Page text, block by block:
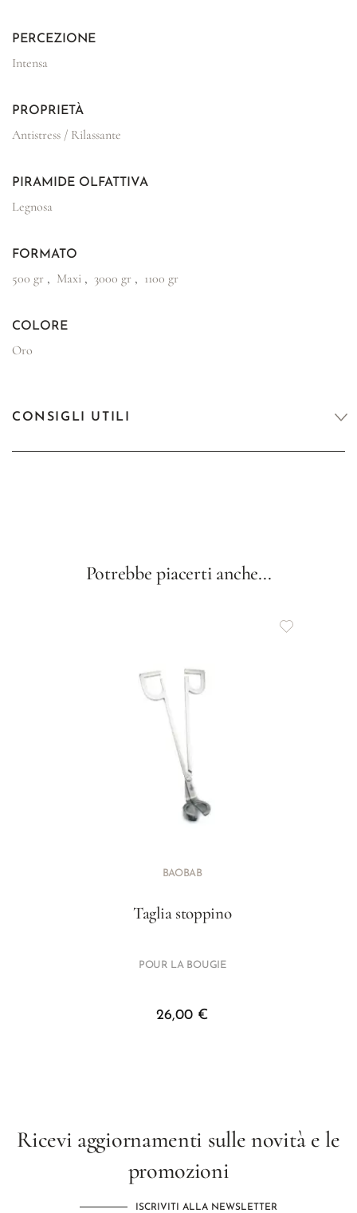
PERCEZIONE
Intensa
PROPRIETÀ
Antistress / Rilassante
PIRAMIDE OLFATTIVA
Legnosa
FORMATO
500 gr , Maxi , 3000 gr , 1100 gr
COLORE
Oro
CONSIGLI UTILI
Potrebbe piacerti anche...
BAOBAB
Taglia stoppino
POUR LA BOUGIE
26,00 €
Ricevi aggiornamenti sulle novità e le
promozioni
ISCRIVITI ALLA NEWSLETTER